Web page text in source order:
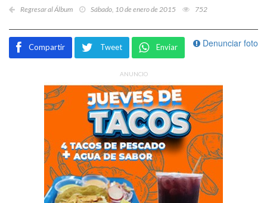
Regresar al Álbum Sábado, 10 de enero de 2015 752
Denunciar foto
Compartir Tweet Enviar
ANUNCIO